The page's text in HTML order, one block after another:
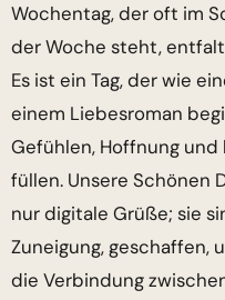
Wochentag, der oft im
der Woche steht,
Es ist ein Tag, der wie
einem Liebesroman
Gefühlen, Hoffnung
füllen. Unsere Schönen
nur digitale Grüße; sie
Zuneigung, geschaffen,
die Verbindung